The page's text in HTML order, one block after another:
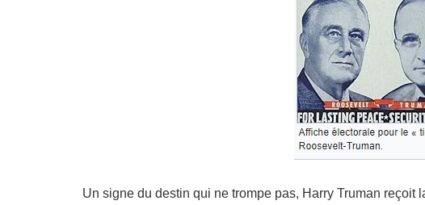
Un signe du destin qui ne trompe pas, Harry Truman reçoit